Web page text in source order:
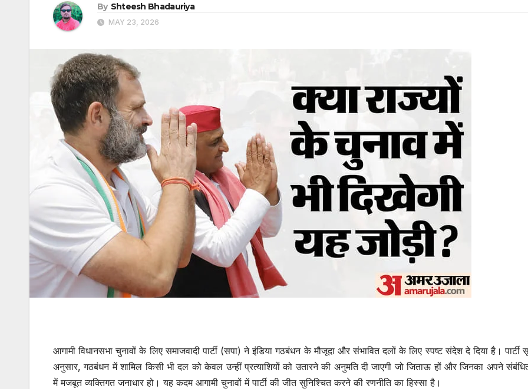
By Shteesh Bhadauriya
MAY 23, 2026
आगामी विधानसभा चुनावों के लिए समाजवादी पार्टी (सपा) ने इंडिया गठबंधन के मौजूदा और संभावित दलों के लिए स्पष्ट संदेश दे दिया है। पार्टी
अनुसार, गठबंधन में शामिल किसी भी दल को केवल उन्हीं प्रत्याशियों को उतारने की अनुमति दी जाएगी जो जिताऊ हों और जिनका अपने संबंधित
में मजबूत व्यक्तिगत जनाधार हो। यह कदम आगामी चुनावों में पार्टी की जीत सुनिश्चित करने की रणनीति का हिस्सा है।